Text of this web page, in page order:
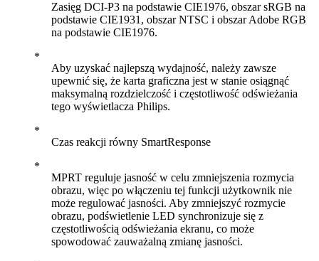
Zasięg DCI-P3 na podstawie CIE1976, obszar sRGB na
podstawie CIE1931, obszar NTSC i obszar Adobe RGB
na podstawie CIE1976.
Aby uzyskać najlepszą wydajność, należy zawsze
upewnić się, że karta graficzna jest w stanie osiągnąć
maksymalną rozdzielczość i częstotliwość odświeżania
tego wyświetlacza Philips.
Czas reakcji równy SmartResponse
MPRT reguluje jasność w celu zmniejszenia rozmycia
obrazu, więc po włączeniu tej funkcji użytkownik nie
może regulować jasności. Aby zmniejszyć rozmycie
obrazu, podświetlenie LED synchronizuje się z
częstotliwością odświeżania ekranu, co może
spowodować zauważalną zmianę jasności.